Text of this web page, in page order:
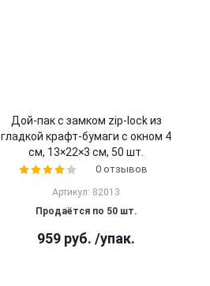
Дой-пак с замком zip-lock из
гладкой крафт-бумаги с окном 4
см, 13×22×3 cм, 50 шт.
0 отзывов
Артикул: 82013
Продаётся по 50 шт.
959 руб. /упак.